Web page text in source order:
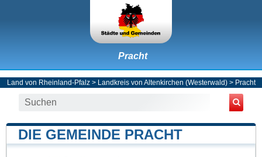
Pracht
Land von Rheinland-Pfalz> Landkreis von Altenkirchen (Westerwald)> Pracht
DIE GEMEINDE PRACHT